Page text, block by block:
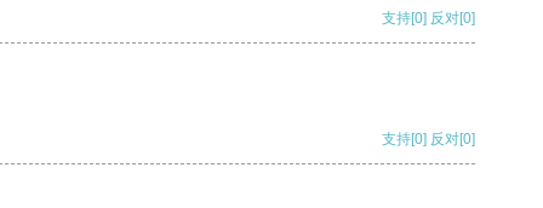
支持[0] 反对[0]
支持[0] 反对[0]